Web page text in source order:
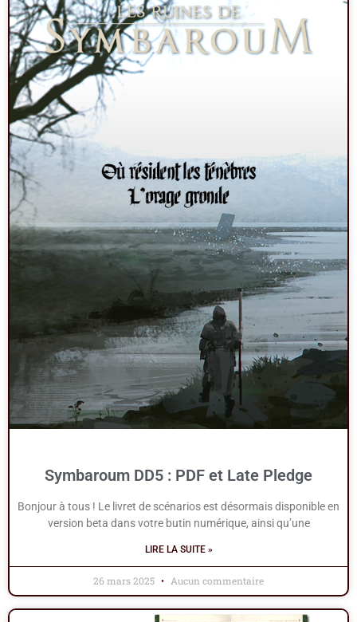
Symbaroum DD5 : PDF et Late Pledge
Bonjour à tous ! Le livret de scénarios est désormais disponible en
version beta dans votre butin numérique, ainsi qu’une
LIRE LA SUITE »
26 mars 2025 Aucun commentaire